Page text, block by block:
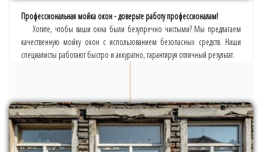
Профессиональная мойка окон - доверьте работу профессионалам!
Хотите, чтобы ваши окна были безупречно чистыми? Мы предлагаем
качественную мойку окон с использованием безопасных средств. Наши
специалисты работают быстро и аккуратно, гарантируя отличный результат.